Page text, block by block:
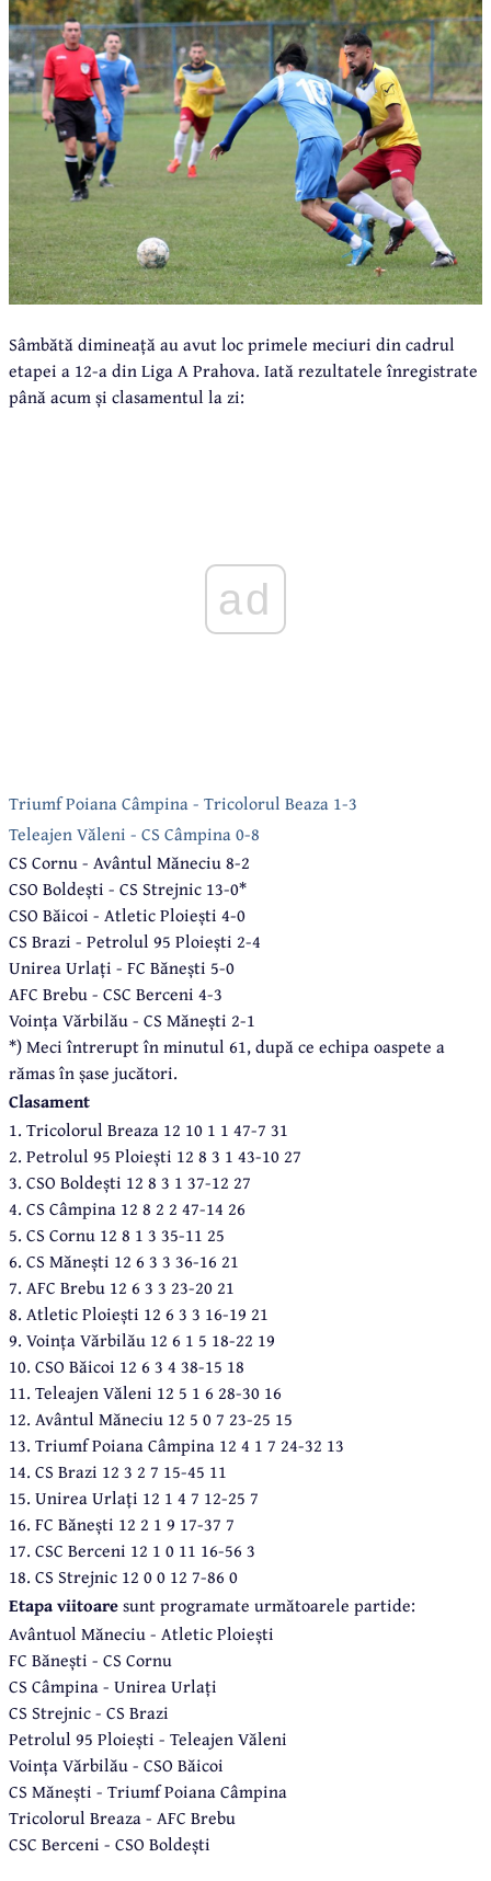
Sâmbătă dimineață au avut loc primele meciuri din cadrul
etapei a 12-a din Liga A Prahova. Iată rezultatele înregistrate
până acum și clasamentul la zi:
ad
Triumf Poiana Câmpina - Tricolorul Beaza 1-3
Teleajen Văleni - CS Câmpina 0-8
CS Cornu - Avântul Măneciu 8-2
CSO Boldești - CS Strejnic 13-0*
CSO Băicoi - Atletic Ploiești 4-0
CS Brazi - Petrolul 95 Ploiești 2-4
Unirea Urlați - FC Bănești 5-0
AFC Brebu - CSC Berceni 4-3
Voința Vărbilău - CS Mănești 2-1
*) Meci întrerupt în minutul 61, după ce echipa oaspete a
rămas în șase jucători.
Clasament
1. Tricolorul Breaza 12 10 1 1 47-7 31
2. Petrolul 95 Ploiești 12 8 3 1 43-10 27
3. CSO Boldești 12 8 3 1 37-12 27
4. CS Câmpina 12 8 2 2 47-14 26
5. CS Cornu 12 8 1 3 35-11 25
6. CS Mănești 12 6 3 3 36-16 21
7. AFC Brebu 12 6 3 3 23-20 21
8. Atletic Ploiești 12 6 3 3 16-19 21
9. Voința Vărbilău 12 6 1 5 18-22 19
10. CSO Băicoi 12 6 3 4 38-15 18
11. Teleajen Văleni 12 5 1 6 28-30 16
12. Avântul Măneciu 12 5 0 7 23-25 15
13. Triumf Poiana Câmpina 12 4 1 7 24-32 13
14. CS Brazi 12 3 2 7 15-45 11
15. Unirea Urlați 12 1 4 7 12-25 7
16. FC Bănești 12 2 1 9 17-37 7
17. CSC Berceni 12 1 0 11 16-56 3
18. CS Strejnic 12 0 0 12 7-86 0
Etapa viitoaresunt programate următoarele partide:
Avântuol Măneciu - Atletic Ploiești
FC Bănești - CS Cornu
CS Câmpina - Unirea Urlați
CS Strejnic - CS Brazi
Petrolul 95 Ploiești - Teleajen Văleni
Voința Vărbilău - CSO Băicoi
CS Mănești - Triumf Poiana Câmpina
Tricolorul Breaza - AFC Brebu
CSC Berceni - CSO Boldești